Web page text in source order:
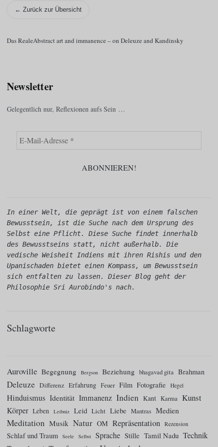
← Zurück zur Übersicht
Das RealeAbstract art and immanence – on Deleuze and Kandinsky
Newsletter
Gelegentlich nur, Reflexionen aufs Sein …
In einer Welt, die geprägt ist von einem falschen
Bewusstsein, ist die Suche nach dem Ursprung des
Selbst eine Pflicht. Diese Suche findet innerhalb
des Bewusstseins statt, nicht außerhalb. Die
vedische Weisheit Indiens mit ihren Rishis und den
Upanischaden bietet einen Kompass, um Bewusstsein
sich entfalten zu lassen. Dieser Blog geht der
Philosophie Sri Aurobindo's nach.
Schlagworte
Auroville Begegnung Bergson Beziehung bhagavad gita Brahman
Deleuze Differenz Erfahrung Feuer Film Fotografie Hegel
Hinduismus Identität Immanenz Indien Kant Karma Kunst
Körper Leben Leibniz Leid Licht Liebe Mantras Medien
Meditation Musik Natur OM Repräsentation Rezension
Schlaf und Traum Seele Selbst Sprache Stille Tamil Nadu Technik